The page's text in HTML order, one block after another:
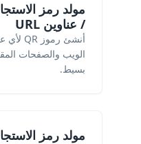
مولد رمز
/ عناوين URL
الويب والصفحات
بسيط.
مولد رمز